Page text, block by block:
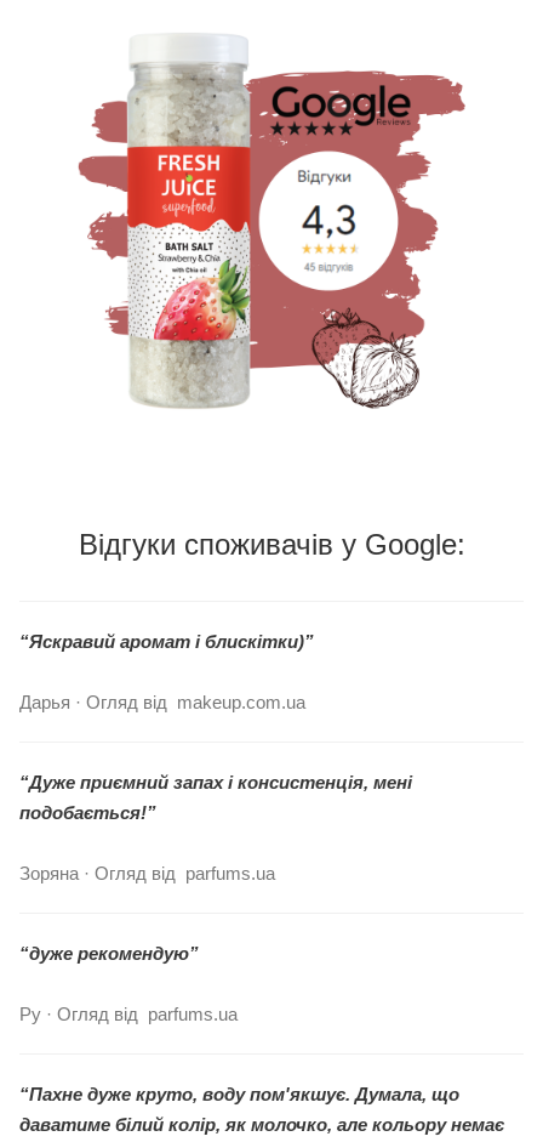
Відгуки споживачів у Google:
“Яскравий аромат і блискітки)”
Дарья · Огляд від makeup.com.ua
“Дуже приємний запах і консистенція, мені
подобається!”
Зоряна · Огляд від parfums.ua
“дуже рекомендую”
Ру · Огляд від parfums.ua
“Пахне дуже круто, воду пом'якшує. Думала, що
даватиме білий колір, як молочко, але кольору немає